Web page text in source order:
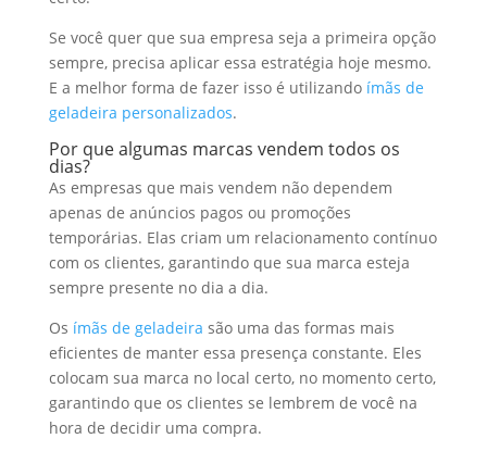
Se você quer que sua empresa seja a primeira opção
sempre, precisa aplicar essa estratégia hoje mesmo.
E a melhor forma de fazer isso é utilizando ímãs de
geladeira personalizados.
Por que algumas marcas vendem todos os
dias?
As empresas que mais vendem não dependem
apenas de anúncios pagos ou promoções
temporárias. Elas criam um relacionamento contínuo
com os clientes, garantindo que sua marca esteja
sempre presente no dia a dia.
Os ímãs de geladeira são uma das formas mais
eficientes de manter essa presença constante. Eles
colocam sua marca no local certo, no momento certo,
garantindo que os clientes se lembrem de você na
hora de decidir uma compra.